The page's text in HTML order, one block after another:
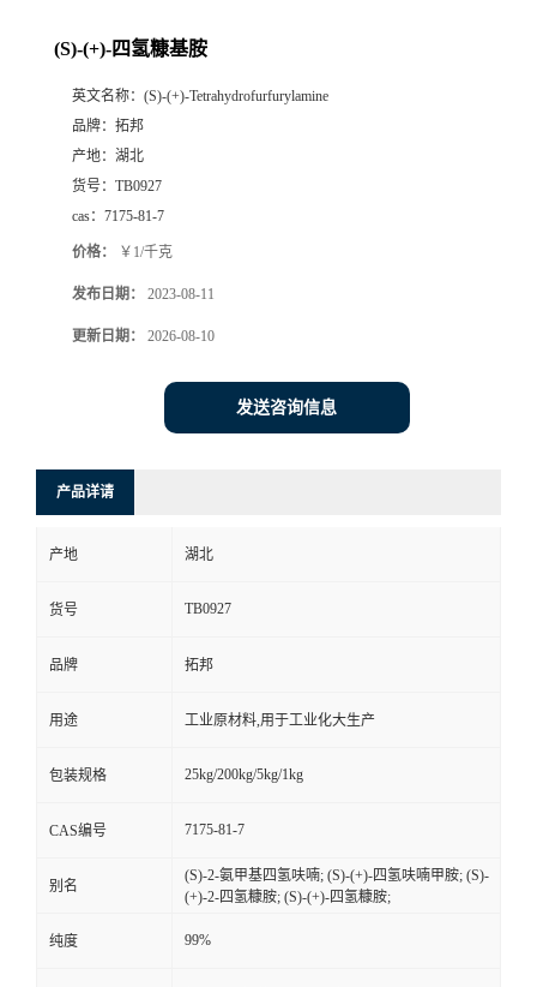
(S)-(+)-四氢糠基胺
英文名称： (S)-(+)-Tetrahydrofurfurylamine
品牌： 拓邦
产地： 湖北
货号： TB0927
cas： 7175-81-7
价格： ￥1/千克
发布日期： 2023-08-11
更新日期： 2026-08-10
发送咨询信息
产品详请
产地 湖北
货号 TB0927
品牌 拓邦
用途 工业原材料,用于工业化大生产
包装规格 25kg/200kg/5kg/1kg
CAS编号 7175-81-7
别名
(S)-2-氨甲基四氢呋喃; (S)-(+)-四氢呋喃甲胺; (S)-
(+)-2-四氢糠胺; (S)-(+)-四氢糠胺;
纯度 99%